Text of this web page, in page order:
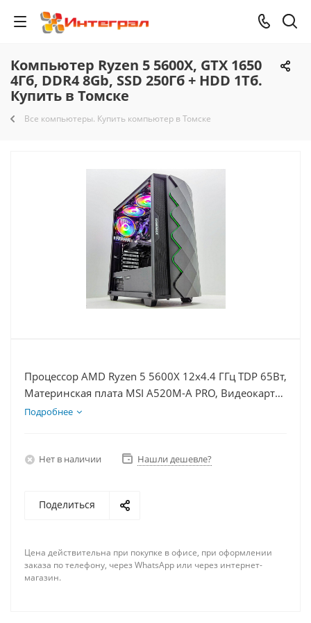
Компьютер Ryzen 5 5600X, GTX 1650
4Гб, DDR4 8Gb, SSD 250Гб + HDD 1Тб.
Купить в Томске
Все компьютеры. Купить компьютер в Томске
Процессор AMD Ryzen 5 5600X 12x4.4 ГГц TDP 65Вт,
Материнская плата MSI A520M-A PRO, Видеокарта
GTX 1650 4Гб, Память DDR4 8Gb, Диски
Подробнее
Нет в наличии Нашли дешевле?
Поделиться
Цена действительна при покупке в офисе, при оформлении
заказа по телефону, через WhatsApp или через интернет-
магазин.